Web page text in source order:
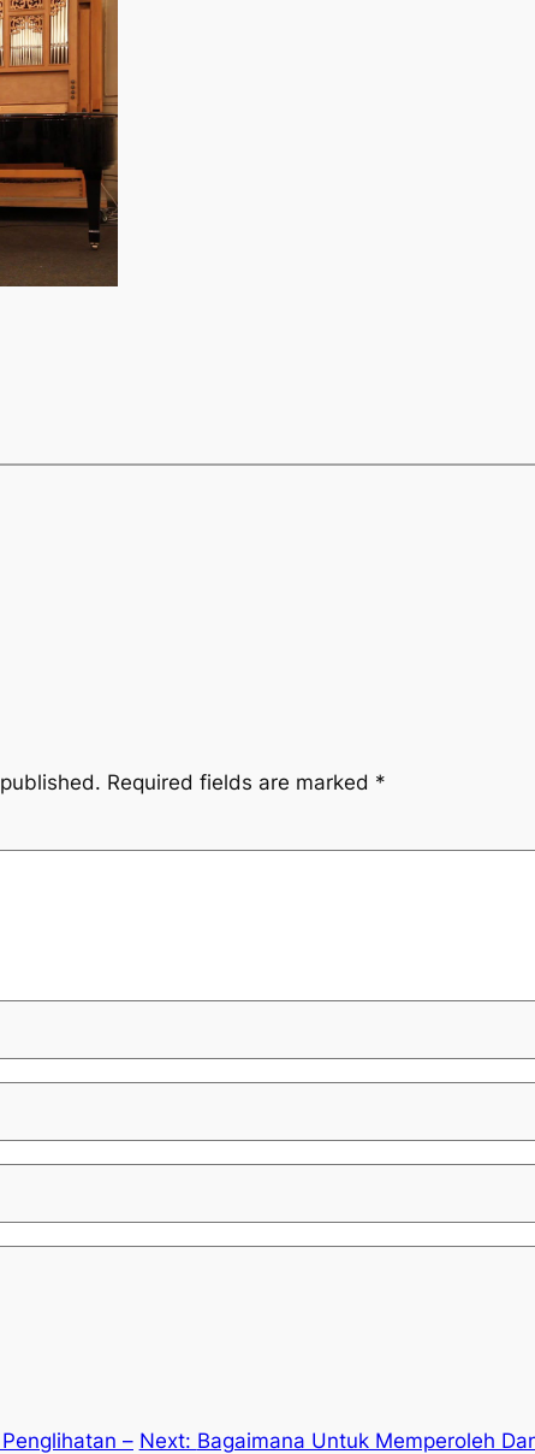
Required fields are marked *
– Next: Bagaimana Untuk Memperoleh